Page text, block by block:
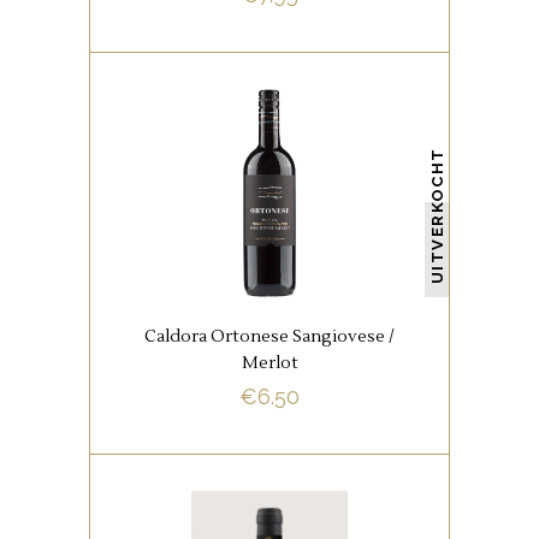
UITVERKOCHT
ITALIAANSE FAVORIETEN
RODE WIJNEN
Diep robijnrood. Intense smaak
BUY NOW
Caldora Ortonese Sangiovese /
Merlot
€6.50
ITALIAANSE FAVORIETEN